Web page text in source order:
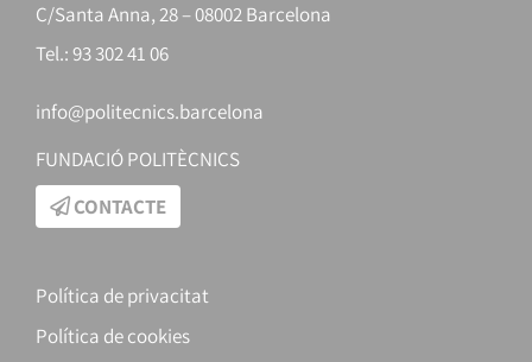
C/Santa Anna, 28 – 08002 Barcelona
Tel.: 93 302 41 06
info@politecnics.barcelona
FUNDACIÓ POLITÈCNICS
CONTACTE
Política de privacitat
Política de cookies